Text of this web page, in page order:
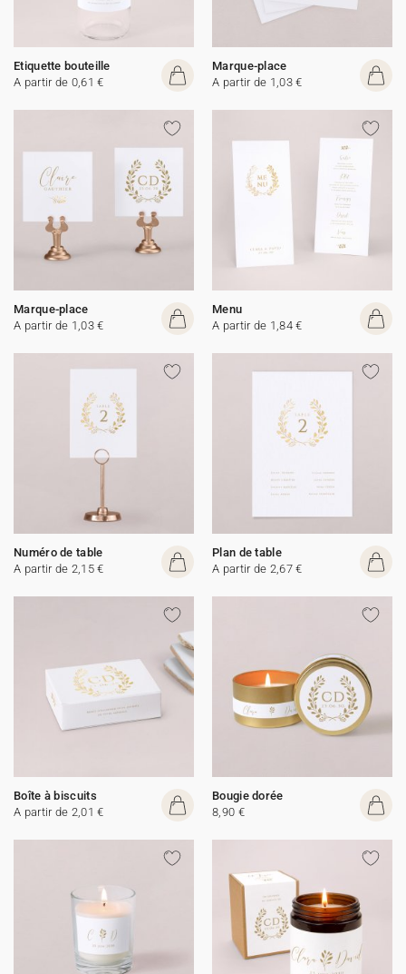
Etiquette bouteille
A partir de 0,61 €
Marque-place
A partir de 1,03 €
Marque-place
A partir de 1,03 €
Menu
A partir de 1,84 €
Numéro de table
A partir de 2,15 €
Plan de table
A partir de 2,67 €
Boîte à biscuits
A partir de 2,01 €
Bougie dorée
8,90 €